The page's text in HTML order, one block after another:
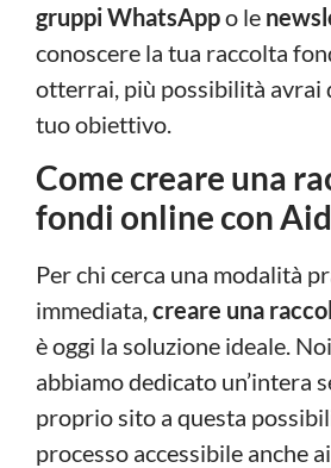
gruppi WhatsAppo le
conoscere la tua raccolta
otterrai, più possibilità avrai
tuo obiettivo.
Come creare una
fondi online con
Per chi cerca una modalità
immediata,creare una
è oggi la soluzione ideale.
abbiamo dedicato un’intera
proprio sito a questa
processo accessibile anche